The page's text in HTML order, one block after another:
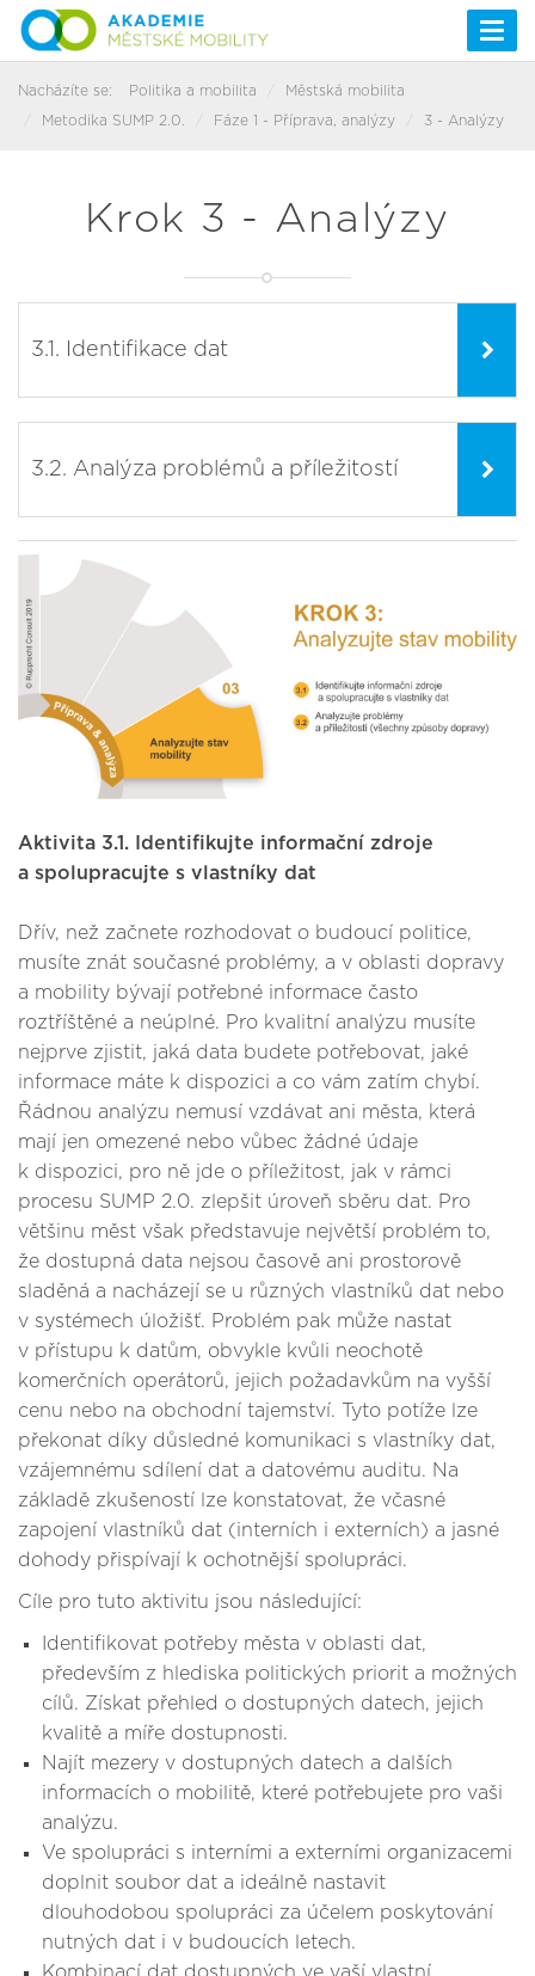
Nacházíte se: Politika a mobilita Městská mobilita
Metodika SUMP 2.0. Fáze 1 - Příprava, analýzy 3 - Analýzy
Krok 3 - Analýzy
3.1. Identifikace dat
3.2. Analýza problémů a příležitostí
Aktivita 3.1.
Identifikujte informační zdroje
a spolupracujte s vlastníky dat
Dřív, než začnete rozhodovat o budoucí politice,
musíte znát současné problémy, a v oblasti dopravy
a mobility bývají potřebné informace často
roztříštěné a neúplné. Pro kvalitní analýzu musíte
nejprve zjistit, jaká data budete potřebovat, jaké
informace máte k dispozici a co vám zatím chybí.
Řádnou analýzu nemusí vzdávat ani města, která
mají jen omezené nebo vůbec žádné údaje
k dispozici, pro ně jde o příležitost, jak v rámci
procesu SUMP 2.0. zlepšit úroveň sběru dat. Pro
většinu měst však představuje největší problém to,
že dostupná data nejsou časově ani prostorově
sladěná a nacházejí se u různých vlastníků dat nebo
v systémech úložišť. Problém pak může nastat
v přístupu k datům, obvykle kvůli neochotě
komerčních operátorů, jejich požadavkům na vyšší
cenu nebo na obchodní tajemství. Tyto potíže lze
překonat díky důsledné komunikaci s vlastníky dat,
vzájemnému sdílení dat a datovému auditu. Na
základě zkušeností lze konstatovat, že včasné
zapojení vlastníků dat (interních i externích) a jasné
dohody přispívají k ochotnější spolupráci.
Cíle pro tuto aktivitu jsou následující:
Identifikovat potřeby města v oblasti dat,
především z hlediska politických priorit a možných
cílů. Získat přehled o dostupných datech, jejich
kvalitě a míře dostupnosti.
Najít mezery v dostupných datech a dalších
informacích o mobilitě, které potřebujete pro vaši
analýzu.
Ve spolupráci s interními a externími organizacemi
doplnit soubor dat a ideálně nastavit
dlouhodobou spolupráci za účelem poskytování
nutných dat i v budoucích letech.
Kombinací dat dostupných ve vaší vlastní